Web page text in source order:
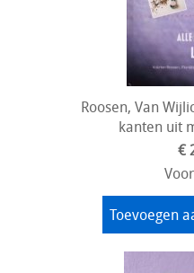
Roosen, Van
kanten uit
€
Toevoegen